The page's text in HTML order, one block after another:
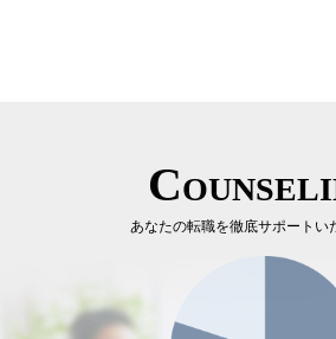
あなたの転職を徹底サポートい